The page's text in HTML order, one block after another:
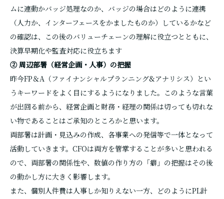
ムに連動かバッジ処理なのか、バッジの場合はどのように連携
（人力か、インターフェースをかましたものか）しているかなど
の確認は、この後のバリューチェーンの理解に役立つとともに、
決算早期化や監査対応に役立ちます
② 周辺部署（経営企画・人事）の把握
昨今FP＆A（ファイナンシャルプランニング&アナリシス）とい
うキーワードをよく目にするようになりました。このような言葉
が出回る前から、経営企画と財務・経理の関係は切っても切れな
い物であることはご承知のところかと思います。
両部署は計画・見込みの作成、各事業への発信等で一体となって
活動していきます。CFOは両方を管掌することが多いと思われる
ので、両部署の関係性や、数値の作り方の「癖」の把握はその後
の動かし方に大きく影響します。
また、個別人件費は人事しか知りえない一方、どのようにPL計